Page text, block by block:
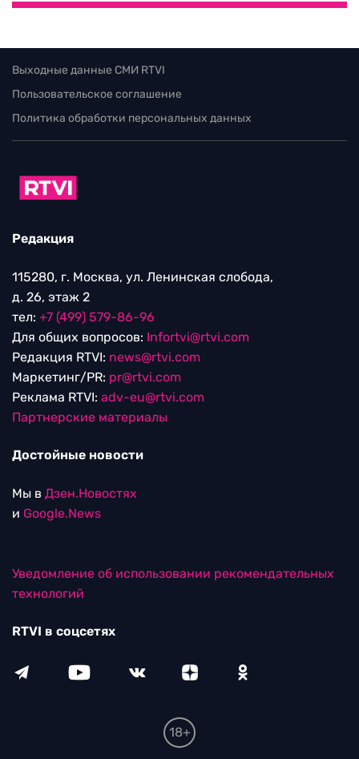
Выходные данные СМИ RTVI
Пользовательское соглашение
Политика обработки персональных данных
Редакция
115280, г. Москва, ул. Ленинская слобода,
д. 26, этаж 2
тел: +7 (499) 579-86-96
Для общих вопросов: Infortvi@rtvi.com
Редакция RTVI: news@rtvi.com
Маркетинг/PR: pr@rtvi.com
Реклама RTVI: adv-eu@rtvi.com
Партнерские материалы
Достойные новости
Мы в Дзен.Новостях
и Google.News
Уведомление об использовании рекомендательных
технологий
RTVI в соцсетях
18+